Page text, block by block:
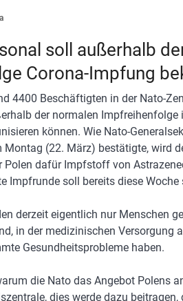
soll außerhalb
Corona-Impfung
4400 Beschäftigten in der Nato-
der normalen Impfreihenfolge
können. Wie Nato-
Montag (22. März) bestätigte, wird
Polen dafür Impfstoff von
Impfrunde soll bereits diese Woche
derzeit eigentlich nur Menschen
in der medizinischen Versorgung
Gesundheitsprobleme haben.
die Nato das Angebot Polens
dies werde dazu